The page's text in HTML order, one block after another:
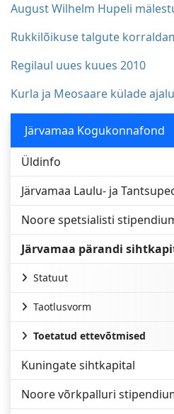
August Wilhelm Hupeli
Rukkilõikuse talgute
Regilaul uues kuues 2010
Kurla ja Meosaare külade
Järvamaa Kogukonnafond
Üldinfo
Järvamaa Laulu- ja
Noore spetsialisti
Järvamaa pärandi
Statuut
Taotlusvorm
Toetatud ettevõtmised
Kuningate sihtkapital
Noore võrkpalluri